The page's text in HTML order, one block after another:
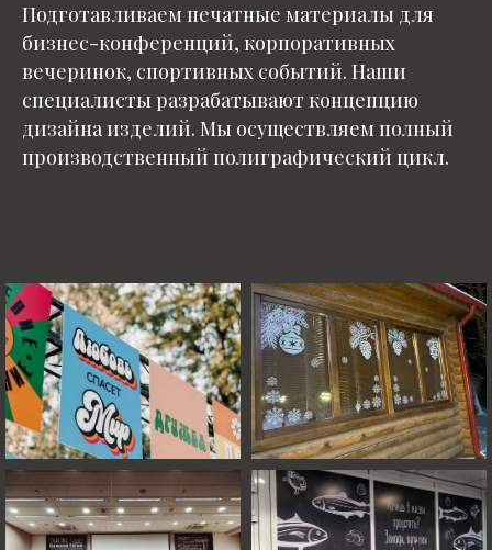
Подготавливаем печатные материалы для
бизнес-конференций, корпоративных
вечеринок, спортивных событий. Наши
специалисты разрабатывают концепцию
дизайна изделий. Мы осуществляем полный
производственный полиграфический цикл.